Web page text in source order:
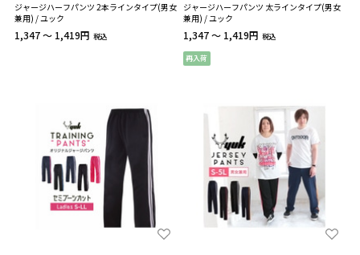
ジャージハーフパンツ 2本ラインタイプ(男女
兼用) / ユック
1,347 ～ 1,419円 税込
ジャージハーフパンツ 太ラインタイプ(男女
兼用) / ユック
1,347 ～ 1,419円 税込
再入荷